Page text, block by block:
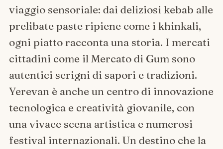
viaggio sensoriale: dai deliziosi kebab alle
prelibate paste ripiene come i khinkali,
ogni piatto racconta una storia. I mercati
cittadini come il Mercato di Gum sono
autentici scrigni di sapori e tradizioni.
Yerevan è anche un centro di innovazione
tecnologica e creatività giovanile, con
una vivace scena artistica e numerosi
festival internazionali. Un destino che la